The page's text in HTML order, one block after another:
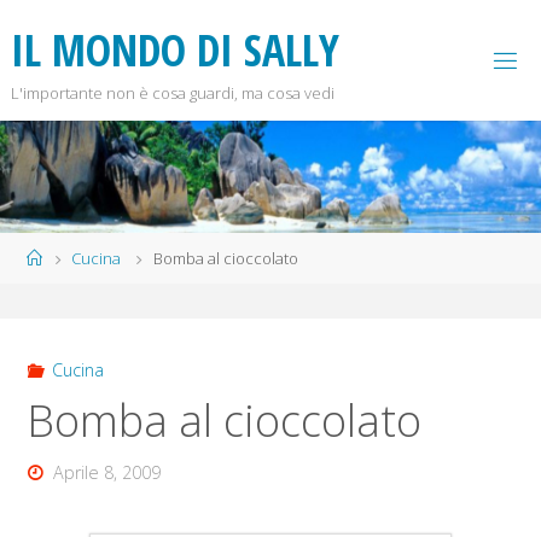
contenuto
IL MONDO DI SALLY
L'importante non è cosa guardi, ma cosa vedi
HomeCucina Bomba al cioccolato
Cucina
Bomba al cioccolato
Aprile 8, 2009